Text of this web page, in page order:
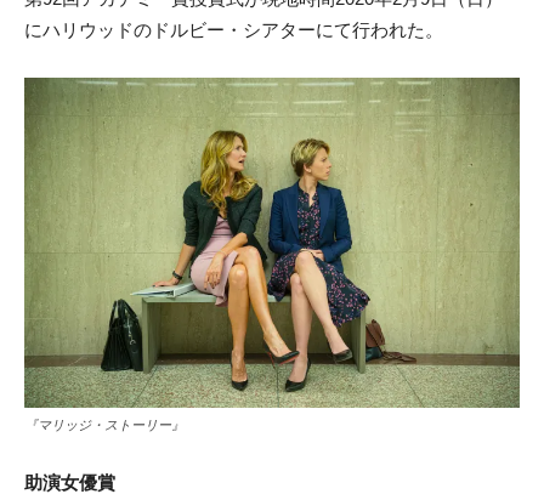
にハリウッドのドルビー・シアターにて行われた。
『マリッジ・ストーリー』
助演女優賞